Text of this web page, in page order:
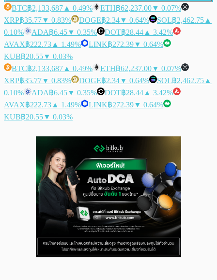
BTC฿2,133,687 ▲ 0.49% ETH฿62,237.00▼ 0.07%
XRP฿35.77▼ 0.83% DOGE฿2.34▼ 0.64% SOL฿2,462.75 ▲
0.10%
ADA฿6.45▼ 0.35% DOT฿28.44 ▲ 3.42%
AVAX฿222.73 ▲ 1.49% LINK฿272.39▼ 0.64%
KUB฿20.55▼ 0.03%
BTC฿2,133,687 ▲ 0.49% ETH฿62,237.00▼ 0.07%
XRP฿35.77▼ 0.83% DOGE฿2.34▼ 0.64% SOL฿2,462.75 ▲
0.10%
ADA฿6.45▼ 0.35% DOT฿28.44 ▲ 3.42%
AVAX฿222.73 ▲ 1.49% LINK฿272.39▼ 0.64%
KUB฿20.55▼ 0.03%